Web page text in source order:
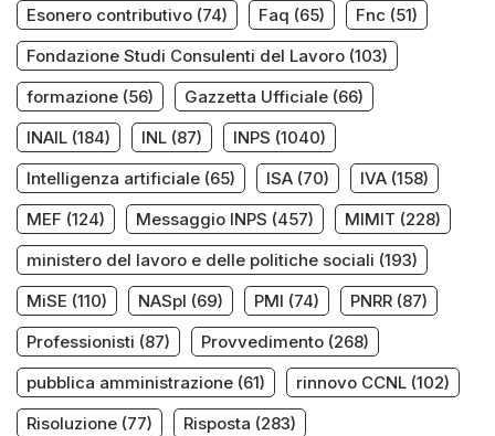
Esonero contributivo (74) Faq (65) Fnc (51)
Fondazione Studi Consulenti del Lavoro (103)
formazione (56) Gazzetta Ufficiale (66)
INAIL (184) INL (87) INPS (1040)
Intelligenza artificiale (65) ISA (70) IVA (158)
MEF (124) Messaggio INPS (457) MIMIT (228)
ministero del lavoro e delle politiche sociali (193)
MiSE (110) NASpI (69) PMI (74) PNRR (87)
Professionisti (87) Provvedimento (268)
pubblica amministrazione (61) rinnovo CCNL (102)
Risoluzione (77) Risposta (283)